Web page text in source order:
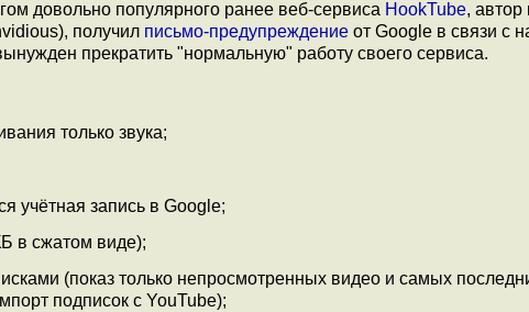
довольно популярного ранее веб-сервиса HookTube, автор
получил письмо-предупреждение от Google в связи с
прекратить "нормальную" работу своего сервиса.
только звука;
учётная запись в Google;
в сжатом виде);
(показ только непросмотренных видео и самых
подписок с YouTube);